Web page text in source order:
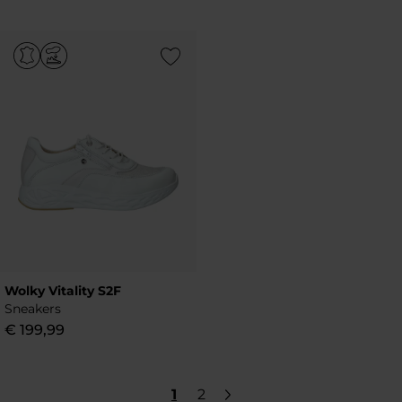
Add to Wishlist
Wolky Vitality S2F
Sneakers
€ 199,99
1 2